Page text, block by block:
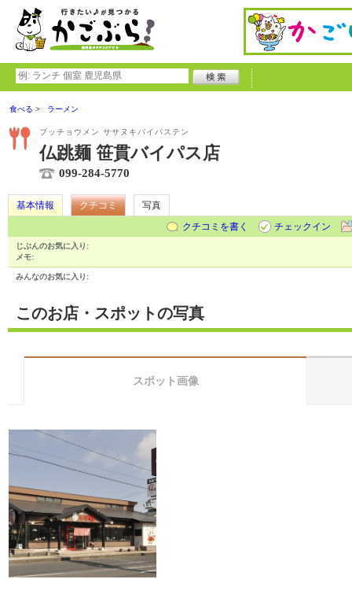
食べる ラーメン
ブッチョウメン ササヌキバイパステン
仏跳麺 笹貫バイパス店
099-284-5770
基本情報 クチコミ
写真
クチコミを書く
チェックイン
じぶんのお気に入り:
メモ:
みんなのお気に入り:
このお店・スポットの写真
スポット画像